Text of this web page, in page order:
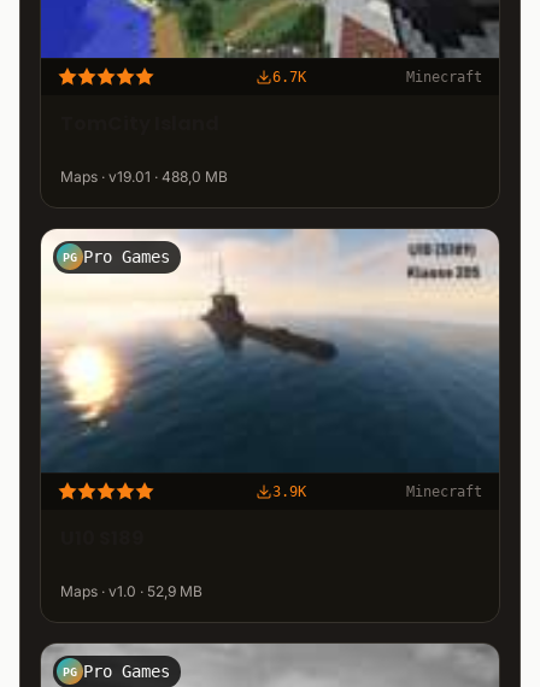
6.7K Minecraft
Maps · v19.01 · 488,0 MB
PG Pro Games
3.9K Minecraft
Maps · v1.0 · 52,9 MB
PG Pro Games